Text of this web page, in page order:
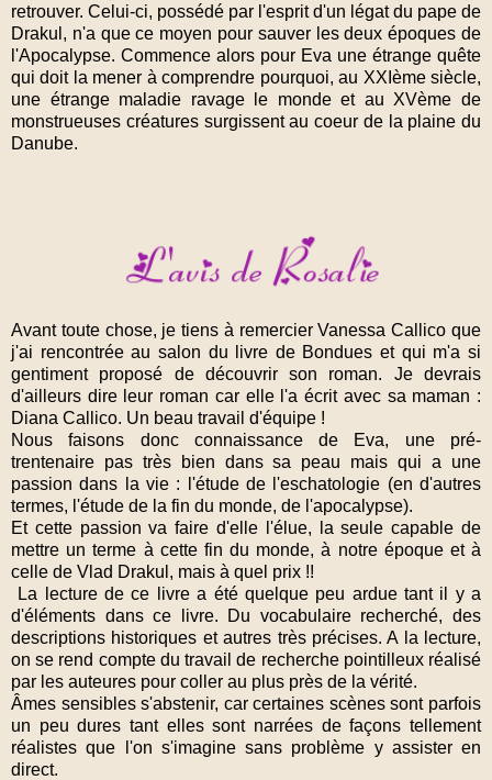
retrouver. Celui-ci, possédé par l'esprit d'un légat du pape de
Drakul, n'a que ce moyen pour sauver les deux époques de
l'Apocalypse. Commence alors pour Eva une étrange quête
qui doit la mener à comprendre pourquoi, au XXIème siècle,
une étrange maladie ravage le monde et au XVème de
monstrueuses créatures surgissent au coeur de la plaine du
Danube.
Avant toute chose, je tiens à remercier Vanessa Callico que
j'ai rencontrée au salon du livre de Bondues et qui m'a si
gentiment proposé de découvrir son roman. Je devrais
d'ailleurs dire leur roman car elle l'a écrit avec sa maman :
Diana Callico. Un beau travail d'équipe !
Nous faisons donc connaissance de Eva, une pré-
trentenaire pas très bien dans sa peau mais qui a une
passion dans la vie : l'étude de l'eschatologie (en d'autres
termes, l'étude de la fin du monde, de l'apocalypse).
Et cette passion va faire d'elle l'élue, la seule capable de
mettre un terme à cette fin du monde, à notre époque et à
celle de Vlad Drakul, mais à quel prix !!
La lecture de ce livre a été quelque peu ardue tant il y a
d'éléments dans ce livre. Du vocabulaire recherché, des
descriptions historiques et autres très précises. A la lecture,
on se rend compte du travail de recherche pointilleux réalisé
par les auteures pour coller au plus près de la vérité.
Âmes sensibles s'abstenir, car certaines scènes sont parfois
un peu dures tant elles sont narrées de façons tellement
réalistes que l'on s'imagine sans problème y assister en
direct.